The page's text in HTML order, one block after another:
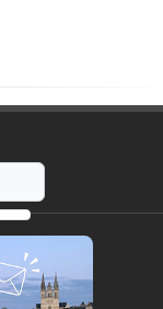
https://radio-g.fr?1611